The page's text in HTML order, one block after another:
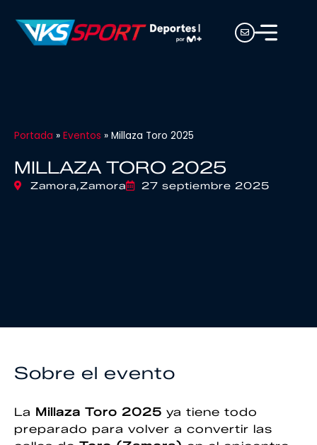
Portada » Eventos » Millaza Toro 2025
MILLAZA TORO 2025
Zamora,Zamora 27 septiembre 2025
Sobre el evento
La Millaza Toro 2025 ya tiene todo
preparado para volver a convertir las